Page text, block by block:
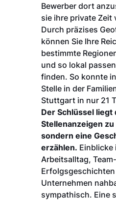
Bewerber dort
sie ihre private Zeit
Durch präzises
können Sie Ihre
bestimmte
und so lokal
finden. So konnte
Stelle in der
Stuttgart in nur 21
Der Schlüssel liegt
Stellenanzeigen
sondern eine
erzählen. Einblicke
Arbeitsalltag,
Unternehmen
sympathisch. Eine